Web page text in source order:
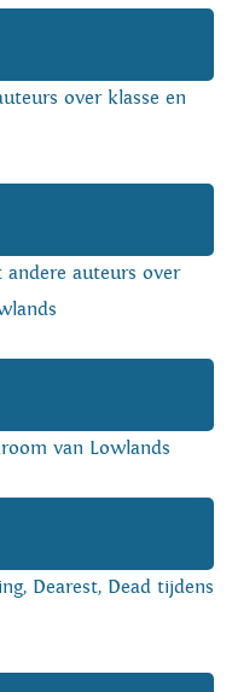
over klasse en
auteurs over
van Lowlands
Dearest, Dead tijdens